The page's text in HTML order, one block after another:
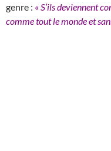
genre : « S’ils deviennent
comme tout le monde et